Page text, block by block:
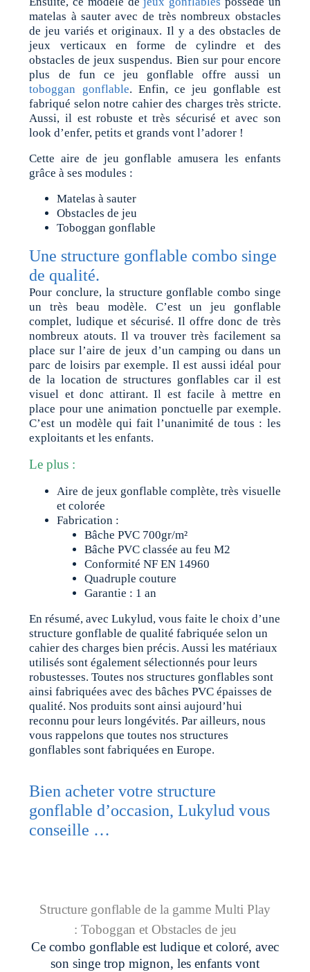
matelas à sauter avec de très nombreux obstacles
de jeu variés et originaux. Il y a des obstacles de
jeux verticaux en forme de cylindre et des
obstacles de jeux suspendus. Bien sur pour encore
plus de fun ce jeu gonflable offre aussi un
toboggan gonflable. Enfin, ce jeu gonflable est
fabriqué selon notre cahier des charges très stricte.
Aussi, il est robuste et très sécurisé et avec son
look d’enfer, petits et grands vont l’adorer !
Cette aire de jeu gonflable amusera les enfants
grâce à ses modules :
Matelas à sauter
Obstacles de jeu
Toboggan gonflable
Une structure gonflable combo singe
de qualité.
Pour conclure, la structure gonflable combo singe
un très beau modèle. C’est un jeu gonflable
complet, ludique et sécurisé. Il offre donc de très
nombreux atouts. Il va trouver très facilement sa
place sur l’aire de jeux d’un camping ou dans un
parc de loisirs par exemple. Il est aussi idéal pour
de la location de structures gonflables car il est
visuel et donc attirant. Il est facile à mettre en
place pour une animation ponctuelle par exemple.
C’est un modèle qui fait l’unanimité de tous : les
exploitants et les enfants.
Le plus :
Aire de jeux gonflable complète, très visuelle
et colorée
Fabrication :
Bâche PVC 700gr/m²
Bâche PVC classée au feu M2
Conformité NF EN 14960
Quadruple couture
Garantie : 1 an
En résumé, avec Lukylud, vous faite le choix d’une
structure gonflable de qualité fabriquée selon un
cahier des charges bien précis. Aussi les matériaux
utilisés sont également sélectionnés pour leurs
robustesses. Toutes nos structures gonflables sont
ainsi fabriquées avec des bâches PVC épaisses de
qualité. Nos produits sont ainsi aujourd’hui
reconnu pour leurs longévités. Par ailleurs, nous
vous rappelons que toutes nos structures
gonflables sont fabriquées en Europe.
Bien acheter votre structure
gonflable d’occasion, Lukylud vous
conseille …
Structure gonflable de la gamme Multi Play
: Toboggan et Obstacles de jeu
Ce combo gonflable est ludique et coloré, avec
son singe trop mignon, les enfants vont